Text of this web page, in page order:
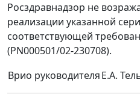
Росздравнадзор не
реализации указанной
соответствующей
(PN000501/02-230708).
Врио руководителяЕ.А.